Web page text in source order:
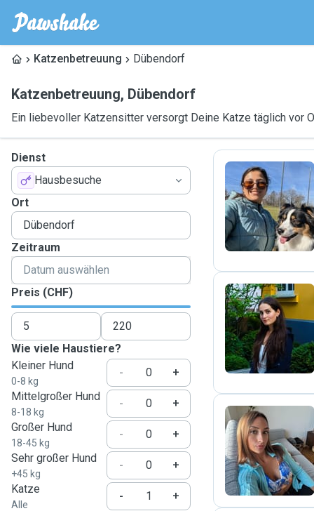
Katzenbetreuung Dübendorf
Katzenbetreuung, Dübendorf
Ein liebevoller Katzensitter versorgt Deine Katze täglich vor
Dienst
Hausbesuche
Ort
Zeitraum
Preis (CHF)
Wie viele Haustiere?
Kleiner Hund
0-8 kg
-
+
Mittelgroßer Hund
8-18 kg
-
+
Großer Hund
18-45 kg
-
+
Sehr großer Hund
+45 kg
-
+
Katze
Alle
-
+
M
R
E